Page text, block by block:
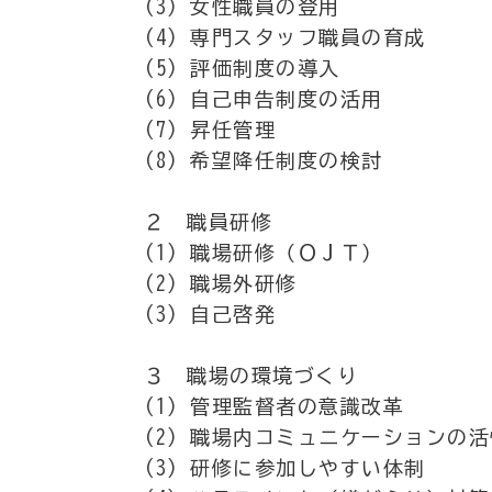
(3) 女性職員の登用
(4) 専門スタッフ職員の育成
(5) 評価制度の導入
(6) 自己申告制度の活用
(7) 昇任管理
(8) 希望降任制度の検討
２ 職員研修
(1) 職場研修（ＯＪＴ）
(2) 職場外研修
(3) 自己啓発
３ 職場の環境づくり
(1) 管理監督者の意識改革
(2) 職場内コミュニケーションの活
(3) 研修に参加しやすい体制